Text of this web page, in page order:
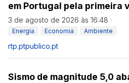
em Portugal pela primeira
3 de agosto de 2026 às 16:48 ·
Energia Economia Ambiente
rtp.ptpublico.pt
Sismo de magnitude 5,0